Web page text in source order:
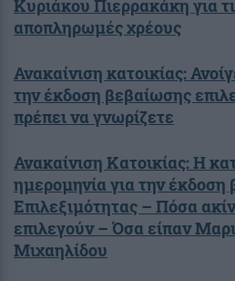
Κυριάκου Πιερρακάκη για
αποπληρωμές χρέους
Ανακαίνιση κατοικίας:
την έκδοση βεβαίωσης
πρέπει να γνωρίζετε
Ανακαίνιση Κατοικίας: Η
ημερομηνία για την έκδοση
Επιλεξιμότητας – Πόσα
επιλεγούν – Όσα είπαν
Μιχαηλίδου